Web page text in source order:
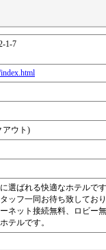
2-1-7
アウト)
選ばれる快適なホテルで
ッフ一同お待ち致してお
ネット接続無料、ロビー
テルです。